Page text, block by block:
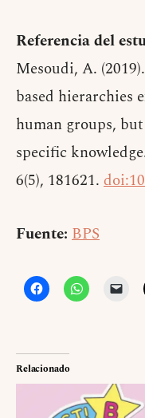
Referencia del
Mesoudi, A.
based hierarchies
human groups,
specific
6(5), 181621.
Fuente: BPS
Relacionado